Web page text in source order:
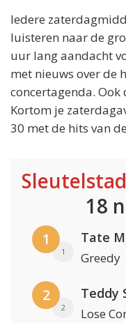
Iedere
luisteren naar de
uur lang aandacht
met nieuws over de
concertagenda. Ook
Kortom je
30 met de hits van
18
1
1
Tate
Greedy
2
2
Teddy
Lose